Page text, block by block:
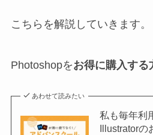
こちらを解説していきます。
Photoshopをお得に購入する
あわせて読みたい
私も毎年利
Illustrator